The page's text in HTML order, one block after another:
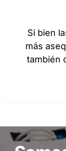
Si bien
más
también